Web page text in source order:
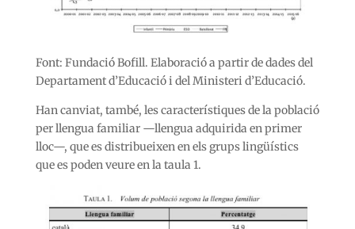
Font: Fundació Bofill. Elaboració a partir de dades del
Departament d’Educació i del Ministeri d’Educació.
Han canviat, també, les característiques de la població
per llengua familiar —llengua adquirida en primer
lloc—, que es distribueixen en els grups lingüístics
que es poden veure en la taula 1.